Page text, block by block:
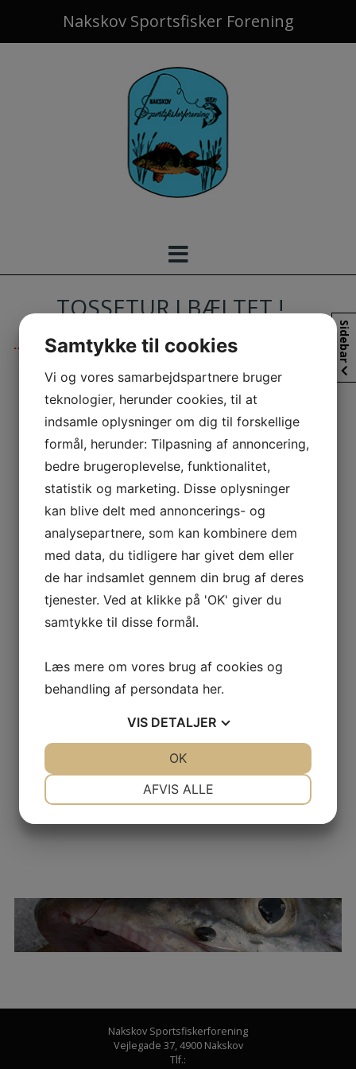
indholdet
Nakskov Sportsfisker Forening
TOSSETUR I BÆLTET !
(skrevet af Nikolai M. Hjorth, 01-04-2013)
Den sidste dag i påsken stod for min kammerat (Mikkel
Gregersen) og jeg selv på en fisketur i bæltet…
Til opgaven havde vi valgt at sejle i min herlige 14 fods
jolle, med 10hk. bag 😀
Vejret var nu ikke så imødekommende, og vi overvejede
flere gange at aflyse turen, og sejle i havn igen, grundet
den lidt kraftige vind fra nord..
Fra start havde vi ikke satset på at komme i i sejlrenden,
og satsede istedet på lidt fladfisk, men inden vi fik set os
om, var vi alligevel på 30m. vand med fladfiskegrejet på
bunden 🙂
Ialt måtte to flade op til skibet, hvor kun 1 blev (den
anden røg ud grundet kraftige bylder)
Turens resultat: 2 MEGET gennemblæste unge knægte,
og blot en enkelt fladfisk….
På næste tur bliver der nok satset på torsk… 😀
Nikolai M. Hjorth
Sidebar
Nakskov Sportsfiskerforening
Vejlegade 37,4900 Nakskov
Tlf.:
Samtykke til cookies
Vi og vores samarbejdspartnere bruger
teknologier, herunder cookies, til at
indsamle oplysninger om dig til forskellige
formål, herunder: Tilpasning af annoncering,
bedre brugeroplevelse, funktionalitet,
statistik og marketing. Disse oplysninger
kan blive delt med annoncerings- og
analysepartnere, som kan kombinere dem
med data, du tidligere har givet dem eller
de har indsamlet gennem din brug af deres
tjenester. Ved at klikke på 'OK' giver du
samtykke til disse formål.
Læs mere om vores brug af cookies og
behandling af persondata her.
VIS DETALJER
AFVIS ALLE
OK